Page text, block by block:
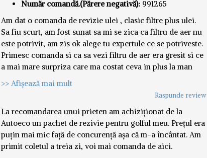
Număr comandă.(Părere negativă): 991265
Am dat o comanda de revizie ulei , clasic filtre plus ulei.
Sa fiu scurt, am fost sunat sa mi se zica ca filtru de aer nu
este potrivit, am zis ok alege tu expertule ce se potriveste.
Primesc comanda si ca sa vezi filtru de aer era gresit si ce
a mai mare surpriza care ma costat ceva in plus la man
>> Afișează mai mult
Raspunde review
La recomandarea unui prieten am achiziționat de la
Autoeco un pachet de rezivie pentru golful meu. Prețul era
puțin mai mic față de concurență așa că m-a încântat. Am
primit coletul a treia zi, voi mai comanda de aici.